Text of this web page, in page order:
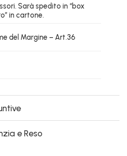
Sarà spedito in “box
in cartone.
del Margine – Art.36
e Reso